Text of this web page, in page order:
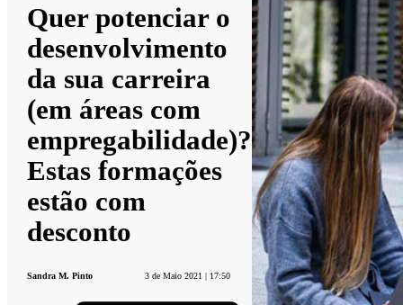
Quer potenciar o
desenvolvimento
da sua carreira
(em áreas com
empregabilidade)?
Estas formações
estão com
desconto
Sandra M. Pinto 3 de Maio 2021 | 17:50